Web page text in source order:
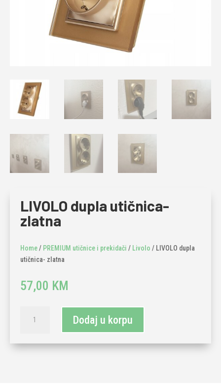
LIVOLO dupla utičnica-
zlatna
Home/ PREMIUM utičnice i prekidači / Livolo / LIVOLO dupla
utičnica- zlatna
57,00 KM
dupla
zlatna
Dodaj u korpu